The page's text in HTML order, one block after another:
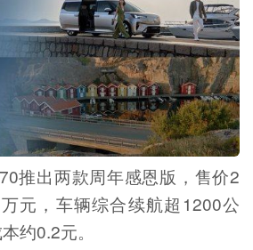
推出两款周年感恩版，售价2
元，车辆综合续航超1200公
约0.2元。